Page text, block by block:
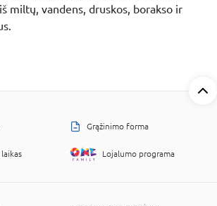
miltų, vandens, druskos, borakso ir
Grąžinimo forma
Lojalumo programa